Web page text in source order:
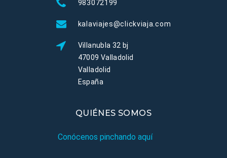
983072199
kalaviajes@clickviaja.com
Villanubla 32 bj
47009 Valladolid
Valladolid
España
QUIÉNES SOMOS
Conócenos pinchando aquí